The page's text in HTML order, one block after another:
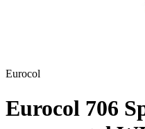
Eurocol
Eurocol 706